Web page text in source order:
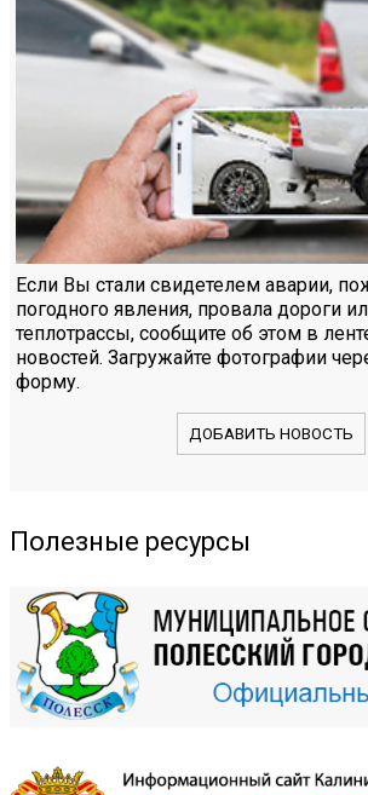
Если Вы стали свидетелем аварии,
погодного явления, провала дороги
теплотрассы, сообщите об этом в
новостей. Загружайте фотографии
форму.
ДОБАВИТЬ НОВОСТЬ
Полезные ресурсы